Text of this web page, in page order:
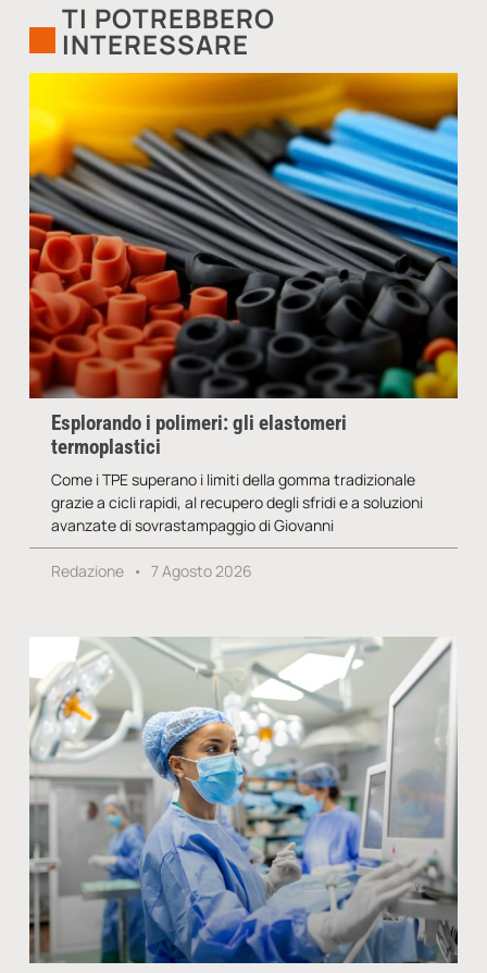
TI POTREBBERO
INTERESSARE
Esplorando i polimeri: gli elastomeri
termoplastici
Come i TPE superano i limiti della gomma tradizionale
grazie a cicli rapidi, al recupero degli sfridi e a soluzioni
avanzate di sovrastampaggio di Giovanni
Redazione 7 Agosto 2026